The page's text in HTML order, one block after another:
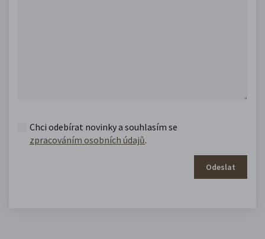
Chci odebírat novinky a souhlasím se
zpracováním osobních údajů.
Odeslat